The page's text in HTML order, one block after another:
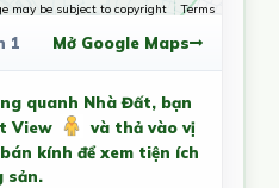
may be subject to copyright Terms
1 Mở Google Maps
quanh Nhà Đất, bạn
View
và thả vào vị
kính để xem tiện ích
sản.